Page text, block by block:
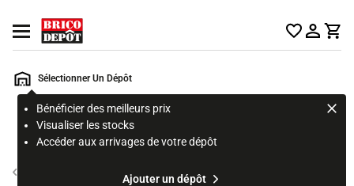
Ouvrir le menu
Sélectionner Un Dépôt
Bénéficier des meilleurs prix
Visualiser les stocks
Accéder aux arrivages de votre dépôt
Ajouter un dépôt
Rechercher
Etagère résine, bois et métal